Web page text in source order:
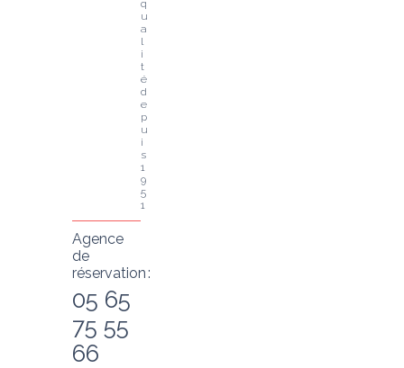
q
u
a
l
i
t
é
d
e
p
u
i
s
1
9
5
1
Agence
de
réservation :
05 65
75 55
66